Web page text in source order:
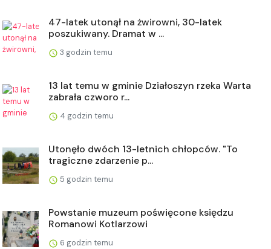
47-latek utonął na żwirowni, 30-latek
poszukiwany. Dramat w ...
3 godzin temu
13 lat temu w gminie Działoszyn rzeka Warta
zabrała czworo r...
4 godzin temu
Utonęło dwóch 13-letnich chłopców. "To
tragiczne zdarzenie p...
5 godzin temu
Powstanie muzeum poświęcone księdzu
Romanowi Kotlarzowi
6 godzin temu